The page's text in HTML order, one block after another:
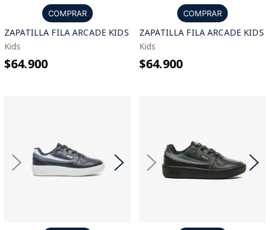
COMPRAR
ZAPATILLA FILA ARCADE KIDS
Kids
$64.900
COMPRAR
ZAPATILLA FILA ARCADE KIDS
Kids
$64.900